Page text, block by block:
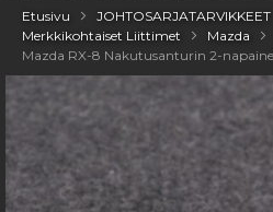
Etusivu JOHTOSARJATARVIKKEET
Merkkikohtaiset Liittimet
Mazda
Mazda RX-8 Nakutusanturin 2-
end
of
the